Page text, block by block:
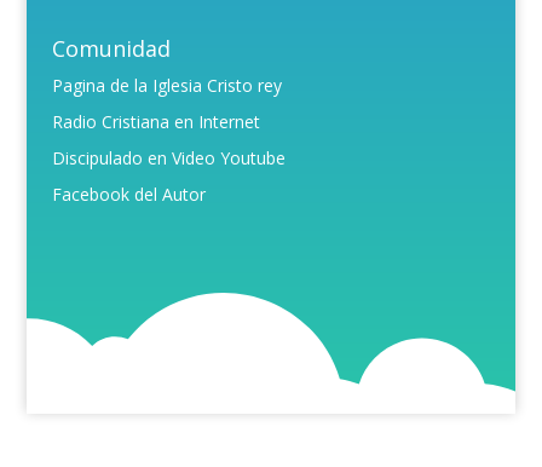
Comunidad
Pagina de la Iglesia Cristo rey
Radio Cristiana en Internet
Discipulado en Video Youtube
Facebook del Autor